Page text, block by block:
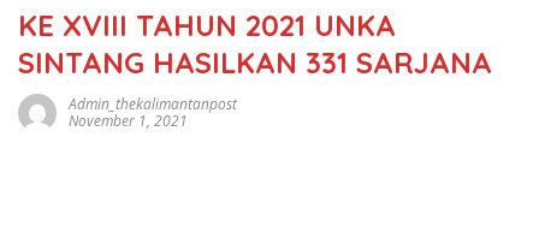
KE XVIII TAHUN 2021 UNKA
SINTANG HASILKAN 331 SARJANA
Admin_thekalimantanpost
November 1, 2021